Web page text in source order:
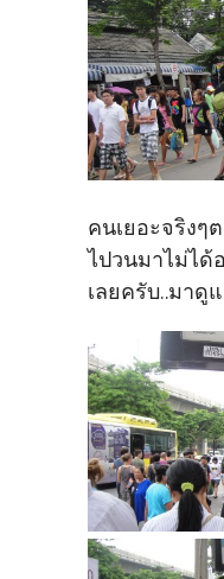
คนเยอะจริงๆ
ไปวนมาไม่ได้
เลยครับ..มาดู